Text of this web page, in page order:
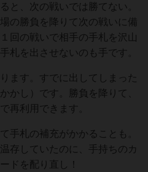
と、次の戦いでは勝てない。
の勝負を降りて次の戦いに備
回の戦いで相手の手札を沢山
札を出させないのも手です。
ます。すでに出してしまった
かし）です。勝負を降りて、
再利用できます。
手札の補充がかかることも。
存していたのに、手持ちのカ
ドを配り直し！